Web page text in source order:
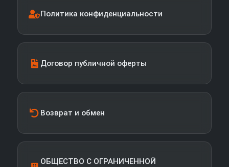
Политика конфиденциальности
Договор публичной оферты
Возврат и обмен
ОБЩЕСТВО С ОГРАНИЧЕННОЙ